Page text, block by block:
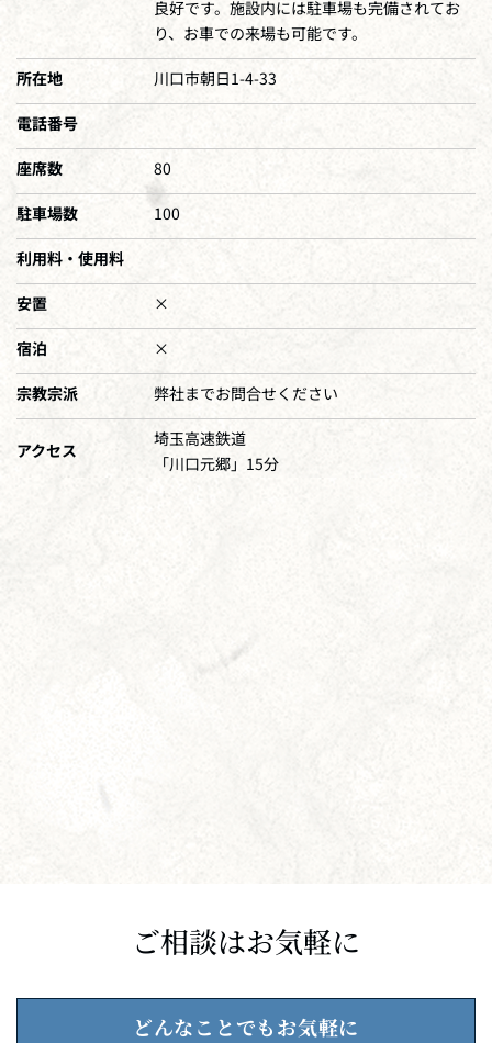
良好です。施設内には駐車場も完備されてお
り、お車での来場も可能です。
所在地 川口市朝日1-4-33
電話番号
座席数 80
駐車場数 100
利用料・使用料
安置 ×
宿泊 ×
宗教宗派 弊社までお問合せください
アクセス
埼玉高速鉄道
「川口元郷」15分
ご相談はお気軽に
どんなことでもお気軽に